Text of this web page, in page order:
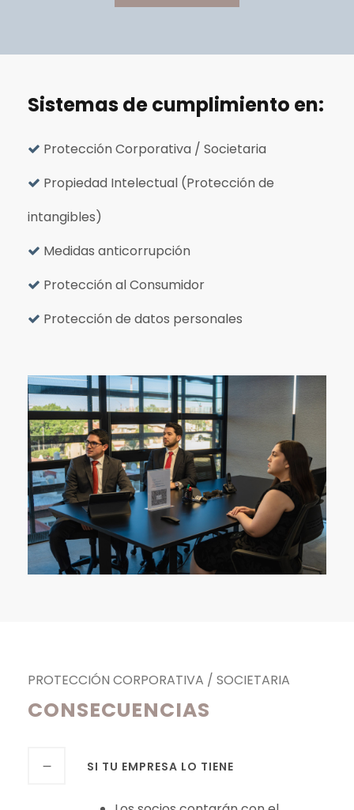
Sistemas de cumplimiento en:
Protección Corporativa / Societaria
Propiedad Intelectual (Protección de
intangibles)
Medidas anticorrupción
Protección al Consumidor
Protección de datos personales
PROTECCIÓN CORPORATIVA / SOCIETARIA
CONSECUENCIAS
SI TU EMPRESA LO TIENE